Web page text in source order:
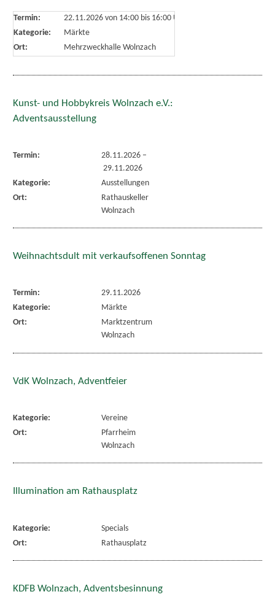
Termin: 22.11.2026 von 14:00bis 16:00 Uhr
Kategorie:
Märkte
Ort:
Mehrzweckhalle Wolnzach
Kunst- und Hobbykreis Wolnzach e.V.:
Adventsausstellung
Termin: 28.11.2026–
29.11.2026
Kategorie:
Ausstellungen
Ort:
Rathauskeller
Wolnzach
Weihnachtsdult mit verkaufsoffenen Sonntag
Termin:
29.11.2026
Kategorie:
Märkte
Ort:
Marktzentrum
Wolnzach
VdK Wolnzach, Adventfeier
Kategorie:
Vereine
Ort:
Pfarrheim
Wolnzach
Illumination am Rathausplatz
Kategorie:
Specials
Ort:
Rathausplatz
KDFB Wolnzach, Adventsbesinnung